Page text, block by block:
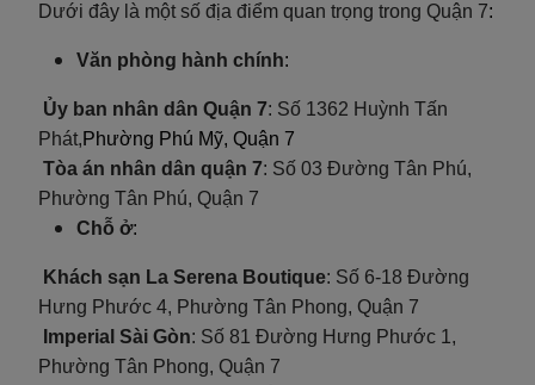
Dưới đây là một số địa điểm quan trọng trong Quận 7:
Văn phòng hành chính:
Ủy ban nhân dân Quận 7: Số 1362 Huỳnh Tấn
Phát, Phường Phú Mỹ, Quận 7
Tòa án nhân dân quận 7: Số 03 Đường Tân Phú,
Phường Tân Phú, Quận 7
Chỗ ở:
Khách sạn La Serena Boutique: Số 6-18 Đường
Hưng Phước 4, Phường Tân Phong, Quận 7
Imperial Sài Gòn: Số 81 Đường Hưng Phước 1,
Phường Tân Phong, Quận 7